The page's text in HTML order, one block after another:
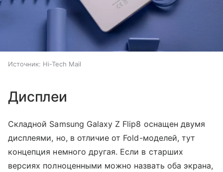
Источник: Hi-Tech Mail
Дисплеи
Складной Samsung Galaxy Z Flip8 оснащен двумя
дисплеями, но, в отличие от Fold-моделей, тут
концепция немного другая. Если в старших
версиях полноценными можно назвать оба экрана,